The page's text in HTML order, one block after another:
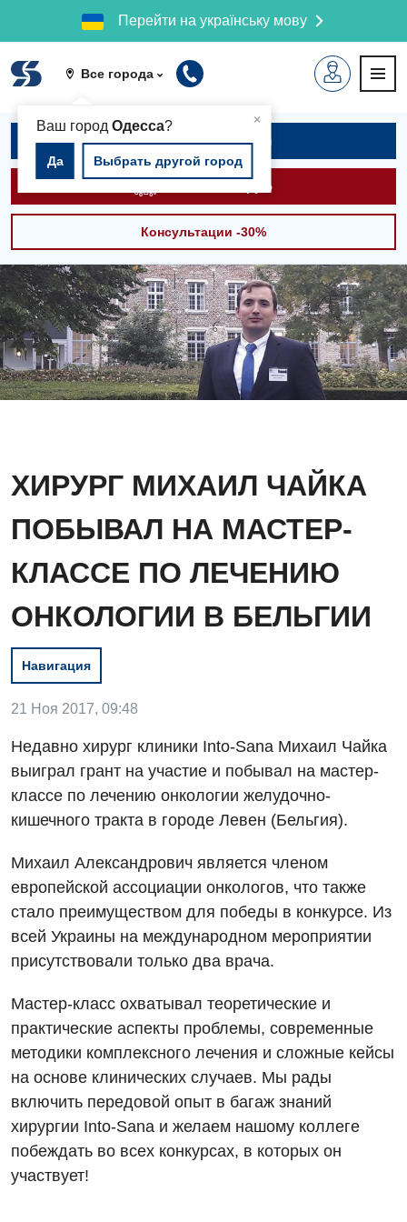
Перейти на українську мову
Все города
×
Ваш город Одесса?
Да Выбрать другой город
Энциклопедия
Программа лояльности
Диагностическое отделение
Инструментальная диагностика
Магнитно-резонансная томография
Маммография
Нейросонография
УЗИ
Эндоскопическое отделение
Для взрослых
Акушерство и гинекология
Аллергология, иммунология
Гинекологическое отделение
Дневной стационар
Онкологическое отделение
Отдел госпитализации
Отделение интенсивной терапии
Отделение неотложных состояний
Офтальмологическое отделение
Педиатрическое отделение
Скорая медицинская помощь
Терапевтическое отделение
Травматологическое отделение
Декларирование
Национальный скрининг здоровья 40+
Украинский
Русский
Записаться на приём
Вызвать скорую
Консультации -30%
ХИРУРГ МИХАИЛ ЧАЙКА
ПОБЫВАЛ НА МАСТЕР-
КЛАССЕ ПО ЛЕЧЕНИЮ
ОНКОЛОГИИ В БЕЛЬГИИ
Навигация
21 Ноя 2017, 09:48
Недавно хирург клиники Into-Sana Михаил Чайка
выиграл грант на участие и побывал на мастер-
классе по лечению онкологии желудочно-
кишечного тракта в городе Левен (Бельгия).
Михаил Александрович является членом
европейской ассоциации онкологов, что также
стало преимуществом для победы в конкурсе. Из
всей Украины на международном мероприятии
присутствовали только два врача.
Мастер-класс охватывал теоретические и
практические аспекты проблемы, современные
методики комплексного лечения и сложные кейсы
на основе клинических случаев. Мы рады
включить передовой опыт в багаж знаний
хирургии Into-Sana и желаем нашому коллеге
побеждать во всех конкурсах, в которых он
участвует!